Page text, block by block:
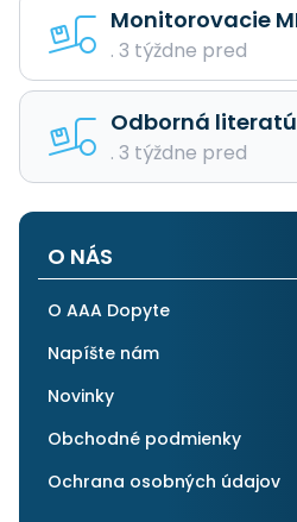
Monitorovacie
. 3 týždne pred
Odborná
. 3 týždne pred
O NÁS
O AAA Dopyte
Napíšte nám
Novinky
Obchodné podmienky
Ochrana osobných údajov